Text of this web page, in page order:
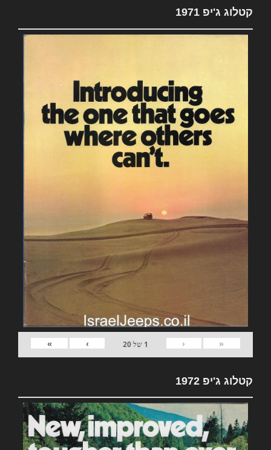
קטלוג ג'יפ 1971
«
‹
1 של20
›
»
קטלוג ג'יפ 1972